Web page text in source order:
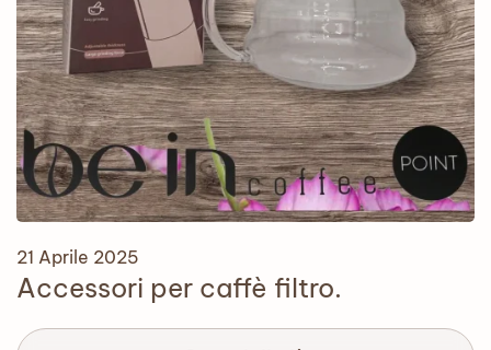
21 Aprile 2025
Accessori per caffè filtro.